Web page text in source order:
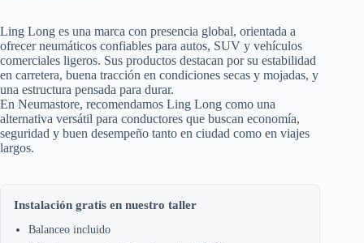
Ling Long es una marca con presencia global, orientada a
ofrecer neumáticos confiables para autos, SUV y vehículos
comerciales ligeros. Sus productos destacan por su estabilidad
en carretera, buena tracción en condiciones secas y mojadas, y
una estructura pensada para durar.
En Neumastore, recomendamos Ling Long como una
alternativa versátil para conductores que buscan economía,
seguridad y buen desempeño tanto en ciudad como en viajes
largos.
Instalación gratis en nuestro taller
Balanceo incluido